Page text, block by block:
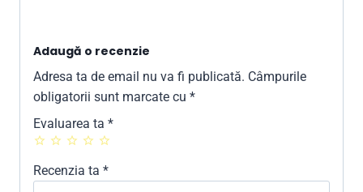
Adaugă o recenzie
Adresa ta de email nu va fi publicată. Câmpurile
obligatorii sunt marcate cu *
Evaluarea ta *
Recenzia ta *